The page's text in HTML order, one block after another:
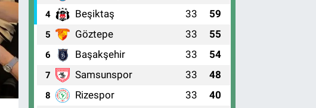
4 Beşiktaş 33 59
5 Göztepe 33 55
6 Başakşehir 33 54
7 Samsunspor 33 48
8 Rizespor 33 40